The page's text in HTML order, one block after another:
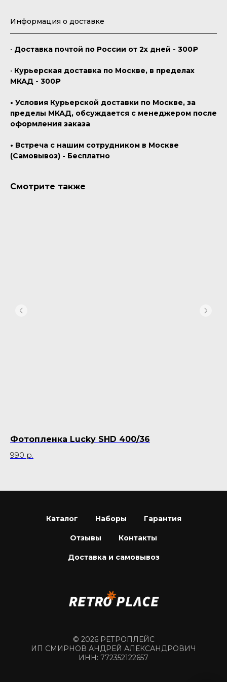
Информация о доставке
• Доставка почтой по России от 2х дней - 300₽
• Курьерская доставка по Москве, в пределах
МКАД - 300₽
• Условия Курьерской доставки по Москве, за
пределы МКАД, обсуждается с менеджером после
оформления заказа
• Встреча с нашим сотрудником в Москве
(Самовывоз) - Бесплатно
Смотрите также
Фотопленка Lucky SHD 400/36
990 р.
Каталог Наборы Гарантия
Отзывы Контакты
Доставка и самовывоз
© 2026 РЕТРОПЛЕЙС
ИП СМИРНОВ АНДРЕЙ АЛЕКСАНДРОВИЧ
ИНН: 772352122657